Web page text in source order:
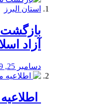
آزاد
دسامبر 25, 2019